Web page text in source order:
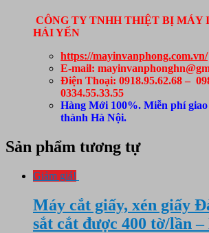
CÔNG TY TNHH THIỆT BỊ MÁY
HẢI YẾN
https://mayinvanphong.com.vn/
E-mail:
Điện Thoại: 0918.95.62.68 –
0334.55.33.55
Hàng Mới 100%. Miễn phí
thành Hà Nội.
Sản phẩm tương tự
Giảm giá!
Máy cắt giấy, xén giấy
sắt cắt được 400 tờ/lần